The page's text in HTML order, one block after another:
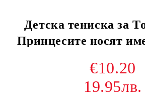
Детска тениска за
Принцесите носят
€10.20
19.95лв.